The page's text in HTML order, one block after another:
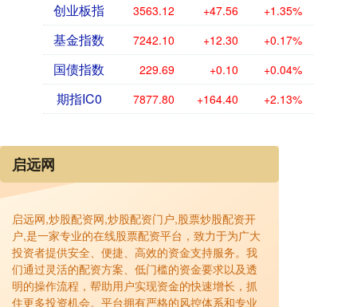
创业板指 3563.12 +47.56 +1.35%
基金指数 7242.10 +12.30 +0.17%
国债指数 229.69 +0.10 +0.04%
期指IC0 7877.80 +164.40 +2.13%
启远网
启远网,炒股配资网,炒股配资门户,股票炒股配资开
户,是一家专业的在线股票配资平台，致力于为广大
投资者提供安全、便捷、高效的资金支持服务。我
们通过灵活的配资方案、低门槛的资金要求以及透
明的操作流程，帮助用户实现资金的快速增长，抓
住更多投资机会。平台拥有严格的风控体系和专业